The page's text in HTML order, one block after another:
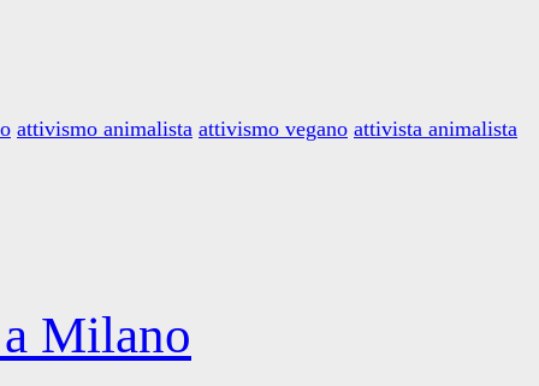
attivismo animalista attivismo vegano attivista animalista
Milano